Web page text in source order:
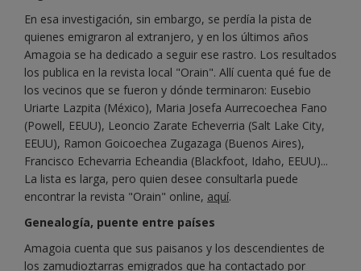
En esa investigación, sin embargo, se perdía la pista de
quienes emigraron al extranjero, y en los últimos años
Amagoia se ha dedicado a seguir ese rastro. Los resultados
los publica en la revista local "Orain". Allí cuenta qué fue de
los vecinos que se fueron y dónde terminaron: Eusebio
Uriarte Lazpita (México), Maria Josefa Aurrecoechea Fano
(Powell, EEUU), Leoncio Zarate Echeverria (Salt Lake City,
EEUU), Ramon Goicoechea Zugazaga (Buenos Aires),
Francisco Echevarria Echeandia (Blackfoot, Idaho, EEUU)...
La lista es larga, pero quien desee consultarla puede
encontrar la revista "Orain" online, aquí.
Genealogía, puente entre países
Amagoia cuenta que sus paisanos y los descendientes de
los zamudioztarras emigrados que ha contactado por